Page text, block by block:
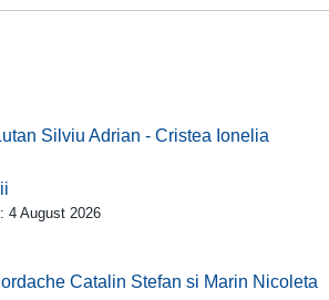
Silviu Adrian - Cristea Ionelia
4 August 2026
Catalin Stefan si Marin Nicoleta